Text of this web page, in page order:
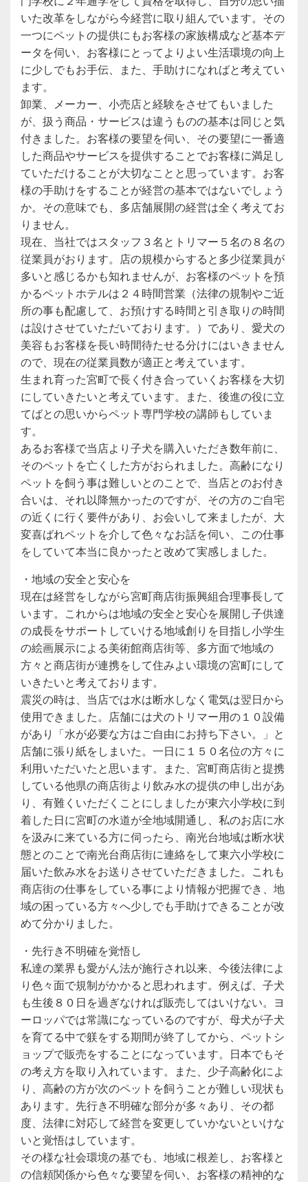
いた改革をしながら今経営に取り組んでいます。その
一つにペットの提供にもお客様の家族構成など基本デ
ータを伺い、お客様にとってよりよい生活環境の向上
に少しでもお手伝、また、手助けになればと考えてい
ます。
卸業、メーカー、小売店と経験をさせてもいました
が、扱う商品・サービスは違うものの基本は同じと気
付きました。お客様の要望を伺い、その要望に一番適
した商品やサービスを提供することでお客様に満足し
ていただけることが大切なことと思っています。お客
様の手助けをすることが経営の基本ではないでしょう
か。その意味でも、多店舗展開の経営は全く考えてお
りません。
現在、当社ではスタッフ３名とトリマー５名の８名の
従業員がおります。店の規模からすると多少従業員が
多いと感じるかも知れませんが、お客様のペットを預
かるペットホテルは２４時間営業（法律の規制やご近
所の事も配慮して、お預けする時間と引き取りの時間
は設けさせていただいております。）であり、愛犬の
美容もお客様を長い時間待たせる分けにはいきません
ので、現在の従業員数が適正と考えています。
生まれ育った宮町で長く付き合っていくお客様を大切
にしていきたいと考えています。また、後進の役に立
てばとの思いからペット専門学校の講師もしていま
す。
あるお客様で当店より子犬を購入いただき数年前に、
そのペットを亡くした方がおられました。高齢になり
ペットを飼う事は難しいとのことで、当店とのお付き
合いは、それ以降無かったのですが、その方のご自宅
の近くに行く要件があり、お会いして来ましたが、大
変喜ばれペットを介して色々なお話を伺い、この仕事
をしていて本当に良かったと改めて実感しました。
・地域の安全と安心を
現在は経営をしながら宮町商店街振興組合理事長して
います。これからは地域の安全と安心を展開し子供達
の成長をサポートしていける地域創りを目指し小学生
の絵画展示による美術館商店街等、多方面で地域の
方々と商店街が連携をして住みよい環境の宮町にして
いきたいと考えております。
震災の時は、当店では水は断水しなく電気は翌日から
使用できました。店舗には犬のトリマー用の１０設備
があり「水が必要な方はご自由にお持ち下さい。」と
店舗に張り紙をしまいた。一日に１５０名位の方々に
利用いただいたと思います。また、宮町商店街と提携
している他県の商店街より飲み水の提供の申し出があ
り、有難くいただくことにしましたが東六小学校に到
着した日に宮町の水道が全地域開通し、私のお店に水
を汲みに来ている方に伺ったら、南光台地域は断水状
態とのことで南光台商店街に連絡をして東六小学校に
届いた飲み水をお送りさせていただきました。これも
商店街の仕事をしている事により情報が把握でき、地
域の困っている方々へ少しでも手助けできることが改
めて分かりました。
・先行き不明確を覚悟し
私達の業界も愛がん法が施行され以来、今後法律によ
り色々面で規制がかかると思われます。例えば、子犬
も生後８０日を過ぎなければ販売してはいけない。ヨ
ーロッパでは常識になっているのですが、母犬が子犬
を育てる中で躾をする期間が終了してから、ペットシ
ョップで販売をすることになっています。日本でもそ
の考え方を取り入れています。また、少子高齢化によ
り、高齢の方が次のペットを飼うことが難しい現状も
あります。先行き不明確な部分が多々あり、その都
度、法律に対応して経営を変更していかないといけな
いと覚悟はしています。
その様な社会環境の基でも、地域に根差し、お客様と
の信頼関係から色々な要望を伺い、お客様の精神的な